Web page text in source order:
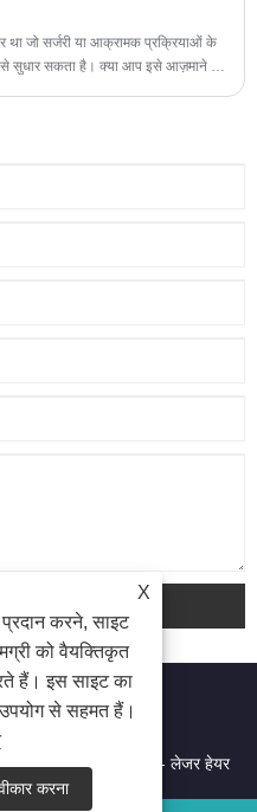
था जो सर्जरी या आक्रामक प्रक्रियाओं के
से सुधार सकता है। क्या आप इसे आज़माने में
X
करने, साइट
को वैयक्तिकृत
हैं। इस साइट का
से सहमत हैं।
करना
टेक्नोलॉजी कंपनी लिमिटेड - लेजर हेयर
सुरक्षित।